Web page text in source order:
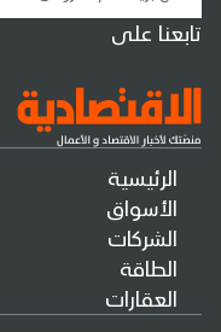
الرئيسية
الأسواق
الشركات
الطاقة
العقارات
تابعنا على